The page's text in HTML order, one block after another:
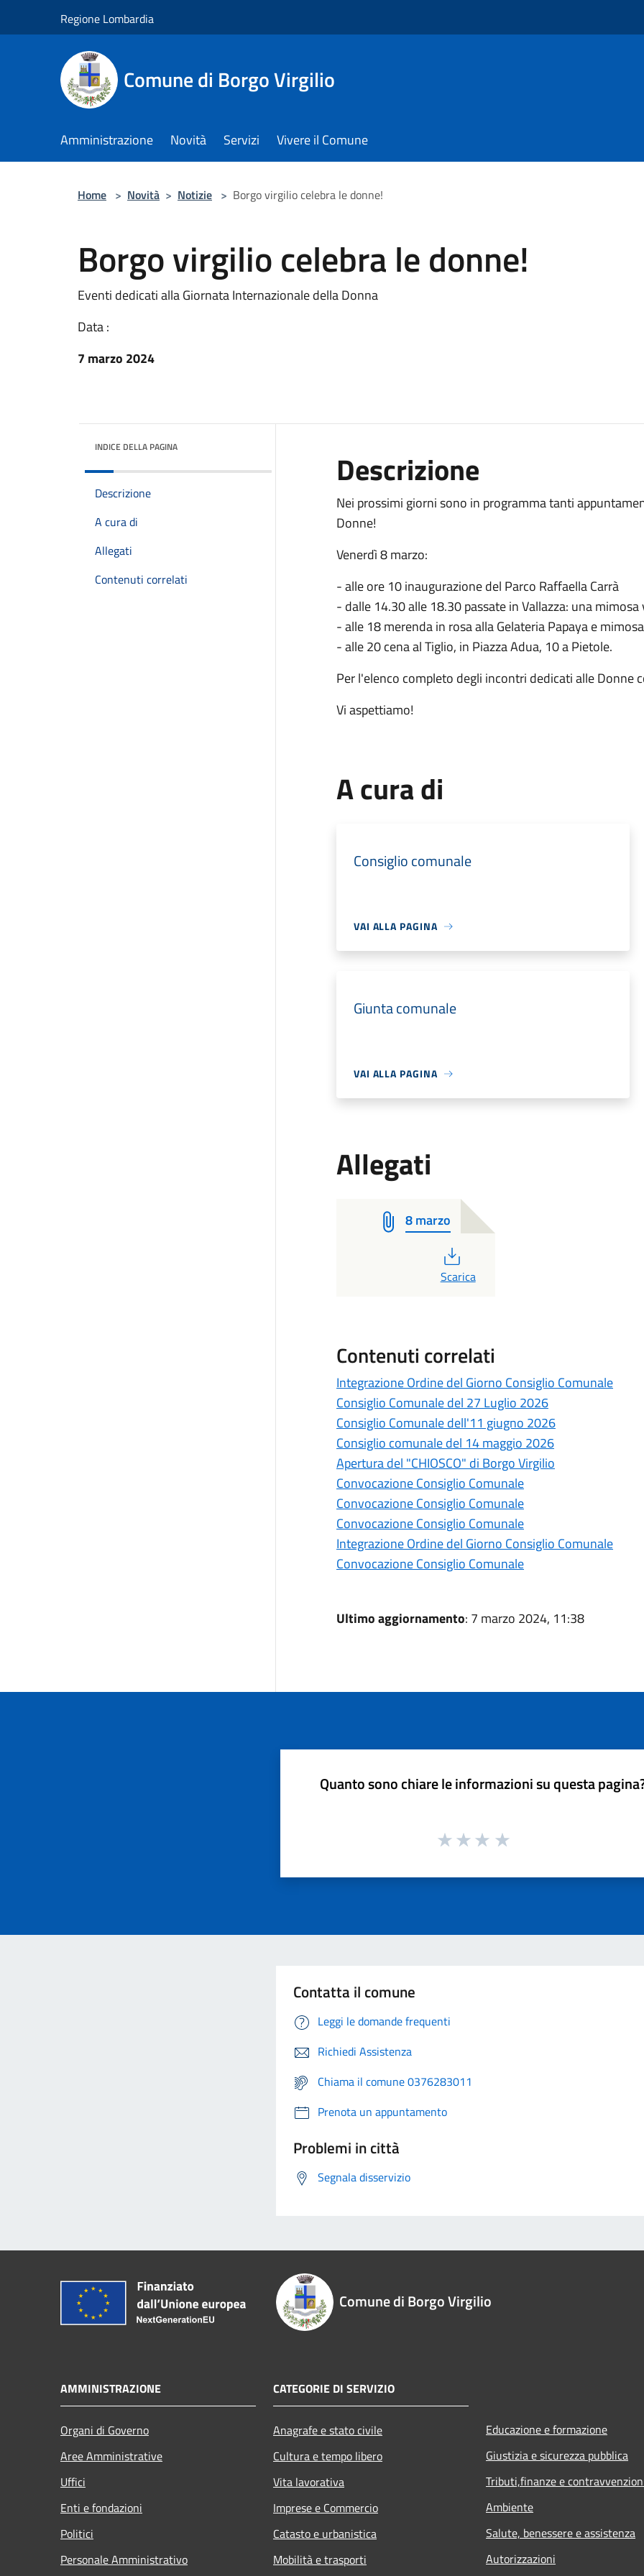
Regione Lombardia
Comune di Borgo Virgilio
Amministrazione Novità Servizi Vivere il Comune
Home > Novità > Notizie > Borgo virgilio celebra le donne!
Borgo virgilio celebra le donne!
Eventi dedicati alla Giornata Internazionale della Donna
Data :
7 marzo 2024
INDICE DELLA PAGINA
Descrizione
A cura di
Allegati
Contenuti correlati
Descrizione
Nei prossimi giorni sono in programma tanti
Donne!
Venerdì 8 marzo:
- alle ore 10 inaugurazione del Parco Raffaella Carrà
- dalle 14.30 alle 18.30 passate in Vallazza: una mimosa
- alle 18 merenda in rosa alla Gelateria Papaya e
- alle 20 cena al Tiglio, in Piazza Adua, 10 a Pietole.
Per l'elenco completo degli incontri dedicati alle Donne
Vi aspettiamo!
A cura di
Consiglio comunale
VAI ALLA PAGINA
Giunta comunale
VAI ALLA PAGINA
Allegati
8 marzo
PDF
Scarica
Contenuti correlati
Integrazione Ordine del Giorno Consiglio Comunale
Consiglio Comunale del 27 Luglio 2026
Consiglio Comunale dell'11 giugno 2026
Consiglio comunale del 14 maggio 2026
Apertura del "CHIOSCO" di Borgo Virgilio
Convocazione Consiglio Comunale
Convocazione Consiglio Comunale
Convocazione Consiglio Comunale
Integrazione Ordine del Giorno Consiglio Comunale
Convocazione Consiglio Comunale
Ultimo aggiornamento: 7 marzo 2024, 11:38
Quanto sono chiare le informazioni su questa
Contatta il comune
Leggi le domande frequenti
Richiedi Assistenza
Chiama il comune 0376283011
Prenota un appuntamento
Problemi in città
Segnala disservizio
Comune di Borgo Virgilio
AMMINISTRAZIONE
Organi di Governo
Aree Amministrative
Uffici
Enti e fondazioni
Politici
Personale Amministrativo
CATEGORIE DI SERVIZIO
Anagrafe e stato civile
Cultura e tempo libero
Vita lavorativa
Imprese e Commercio
Catasto e urbanistica
Mobilità e trasporti
Educazione e formazione
Giustizia e sicurezza pubblica
Tributi,finanze e
Ambiente
Salute, benessere e assistenza
Autorizzazioni